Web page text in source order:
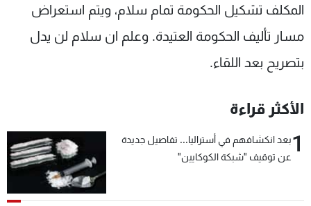
المكلف تشكيل الحكومة تمام سلام، ويتم استعراض
مسار تأليف الحكومة العتيدة. وعلم ان سلام لن يدل
بتصريح بعد اللقاء.
الأكثر قراءة
1بعد انكشافهم في أستراليا... تفاصيل جديدة
عن توقيف "شبكة الكوكايين"
الإنـتـاج
تواصل معنا
شروط الإسـتخدام
سياسة الخصوصية